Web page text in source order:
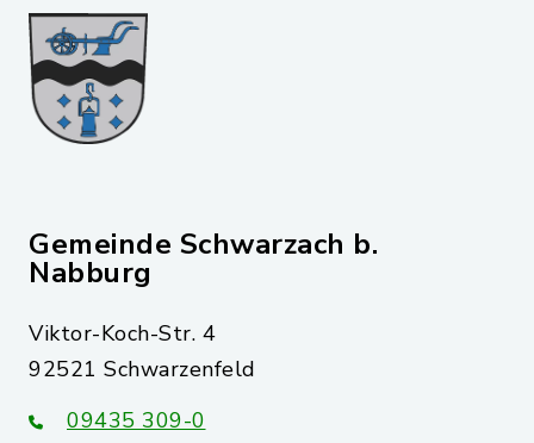
Gemeinde Schwarzach b.
Nabburg
Viktor-Koch-Str. 4
92521 Schwarzenfeld
09435 309-0